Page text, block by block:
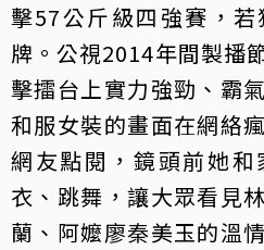
擊57公斤級四強賽，
牌。公視2014年間製播
擊擂台上實力強勁、霸
和服女裝的畫面在網絡
網友點閱，鏡頭前她
衣、跳舞，讓大眾看見
蘭、阿嬤廖秦美玉的溫